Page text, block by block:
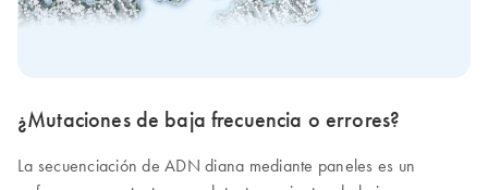
¿Mutaciones de baja frecuencia o errores?
La secuenciación de ADN diana mediante paneles es un